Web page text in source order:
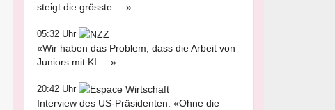
steigt die grösste ... »
05:32 Uhr
«Wir haben das Problem, dass die Arbeit von
Juniors mit KI ... »
20:42 Uhr
Interview des US-Präsidenten: «Ohne die